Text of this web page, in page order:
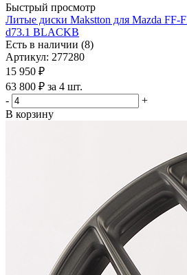
Быстрый просмотр
Литые диски Makstton для Mazda FF-
d73.1 BLACKB
Есть в наличии (8)
Артикул: 277280
15 950 ₽
63 800 ₽ за 4 шт.
-
+
В корзину